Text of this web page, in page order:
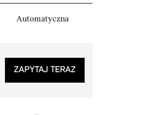
Automatyczna
ZAPYTAJ TERAZ